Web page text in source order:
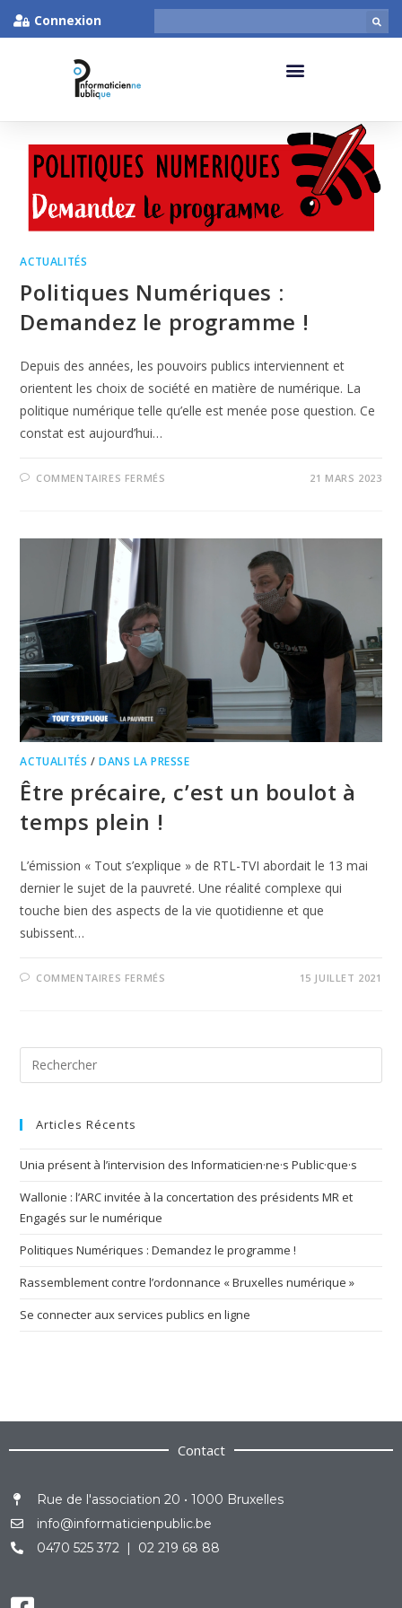
Connexion
ACTUALITÉS
Politiques Numériques :
Demandez le programme !
Depuis des années, les pouvoirs publics interviennent et
orientent les choix de société en matière de numérique. La
politique numérique telle qu’elle est menée pose question. Ce
constat est aujourd’hui…
COMMENTAIRES FERMÉS 21 MARS 2023
ACTUALITÉS /DANS LA PRESSE
Être précaire, c’est un boulot à
temps plein !
L’émission « Tout s’explique » de RTL-TVI abordait le 13 mai
dernier le sujet de la pauvreté. Une réalité complexe qui
touche bien des aspects de la vie quotidienne et que
subissent…
COMMENTAIRES FERMÉS 15 JUILLET 2021
Articles Récents
Unia présent à l’intervision des Informaticien·ne·s Public·que·s
Wallonie : l’ARC invitée à la concertation des présidents MR et
Engagés sur le numérique
Politiques Numériques : Demandez le programme !
Rassemblement contre l’ordonnance « Bruxelles numérique »
Se connecter aux services publics en ligne
Contact
Rue de l'association 20 • 1000 Bruxelles
info@informaticienpublic.be
0470 525 372 | 02 219 68 88